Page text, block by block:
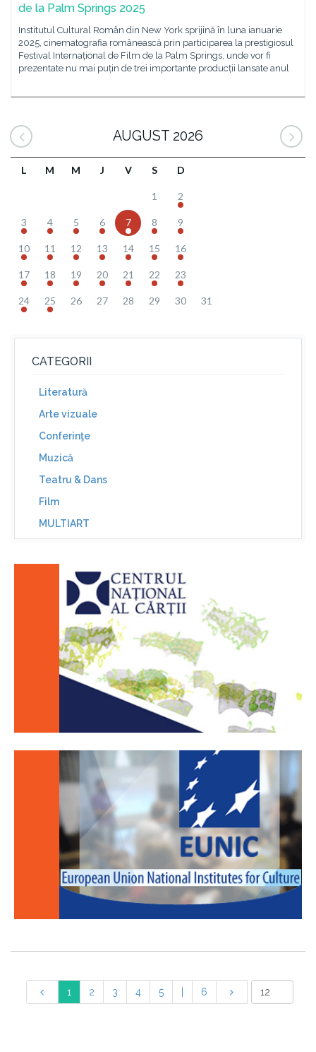
de la Palm Springs 2025
Institutul Cultural Român din New York sprijină în luna ianuarie
2025, cinematografia românească prin participarea la prestigiosul
Festival Internațional de Film de la Palm Springs, unde vor fi
prezentate nu mai puțin de trei importante producții lansate anul
AUGUST 2026
L M M J V S D
1 2
3 4 5 6 7 8 9
10 11 12 13 14 15 16
17 18 19 20 21 22 23
24 25 26 27 28 29 30 31
CATEGORII
Literatură
Arte vizuale
Conferinţe
Muzică
Teatru & Dans
Film
MULTIART
1 2 3 4 5 6